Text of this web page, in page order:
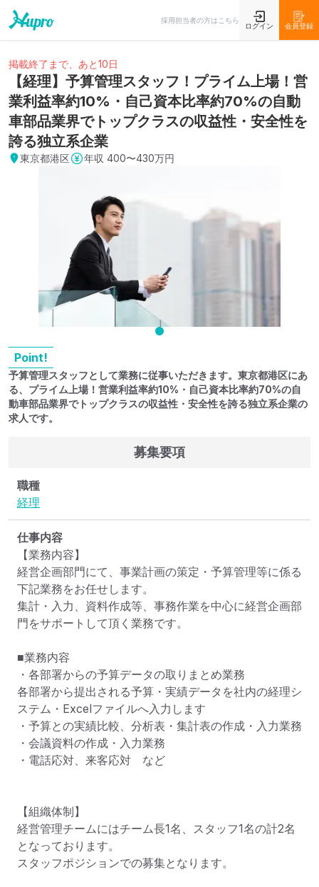
採用担当者の方はこちら
ログイン 会員登録
掲載終了まで、あと10日
【経理】予算管理スタッフ！プライム上場！営
業利益率約10%・自己資本比率約70%の自動
車部品業界でトップクラスの収益性・安全性を
誇る独立系企業
東京都港区 年収 400〜430万円
Point!
予算管理スタッフとして業務に従事いただきます。東京都港区にあ
る、プライム上場！営業利益率約10%・自己資本比率約70%の自
動車部品業界でトップクラスの収益性・安全性を誇る独立系企業の
求人です。
募集要項
職種
経理
仕事内容
【業務内容】
経営企画部門にて、事業計画の策定・予算管理等に係る
下記業務をお任せします。
集計・入力、資料作成等、事務作業を中心に経営企画部
門をサポートして頂く業務です。
■業務内容
・各部署からの予算データの取りまとめ業務
各部署から提出される予算・実績データを社内の経理シ
ステム・Excelファイルへ入力します
・予算との実績比較、分析表・集計表の作成・入力業務
・会議資料の作成・入力業務
・電話応対、来客応対　など
【組織体制】
経営管理チームにはチーム長1名、スタッフ1名の計2名
となっております。
スタッフポジションでの募集となります。